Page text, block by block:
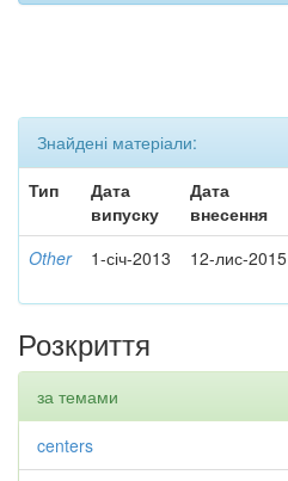
Знайдені матеріали:
Тип
Дата
випуску
Дата
внесення
Other 1-січ-2013 12-лис-2015
Розкриття
за темами
centers